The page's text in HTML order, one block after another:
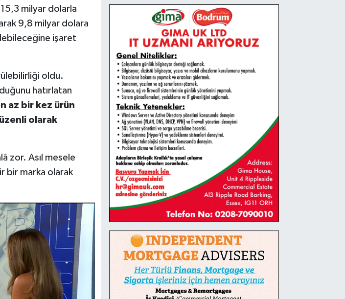
15,3 milyar dolarla
9,8 milyar dolara
işaret
oldu.
hatırlatan
az bir kez ürün
olarak
zor. Asıl mesele
bir marka olarak